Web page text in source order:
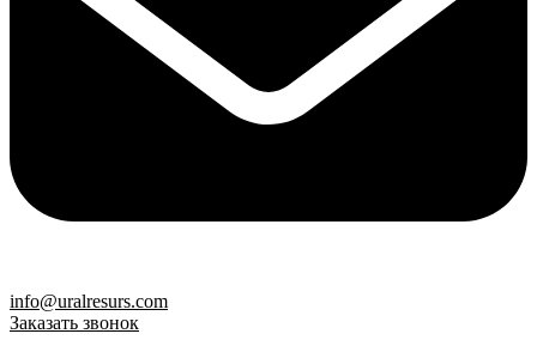
info@uralresurs.com
Заказать звонок